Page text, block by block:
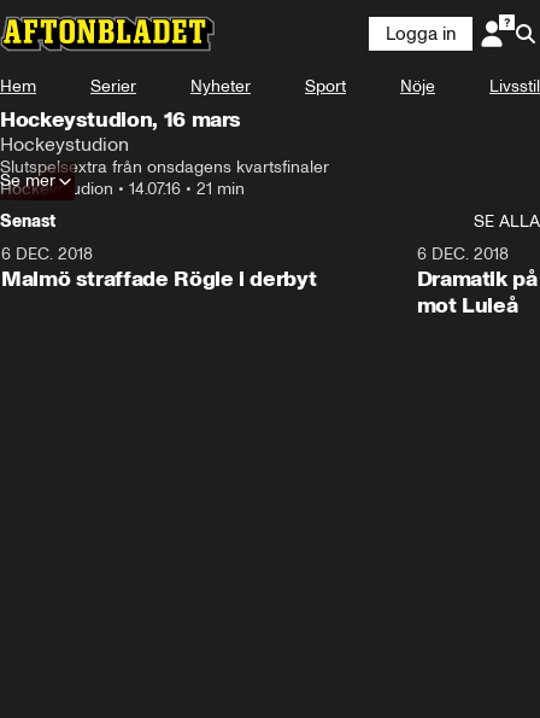
Logga in
Hem Serier Nyheter Sport Nöje Livsstil
Hockeystudion, 16 mars
Hockeystudion
Slutspelsextra från onsdagens kvartsfinaler
Hockeystudion • 14.07.16 • 21 min
Se mer
Senast
SE ALLA
6 DEC. 2018
Malmö straffade Rögle i derbyt
6 DEC. 2018
Dramatik
mot Luleå